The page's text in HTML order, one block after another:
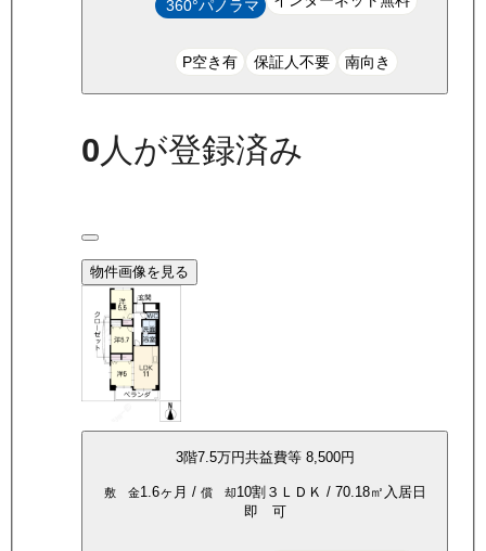
360°パノラマ
P空き有 保証人不要 南向き
0 人が登録済み
物件画像を見る
3階7.5万円共益費等 8,500円
敷 金1.6ヶ月 / 償 却10割３ＬＤＫ / 70.18㎡ 入居日
即 可